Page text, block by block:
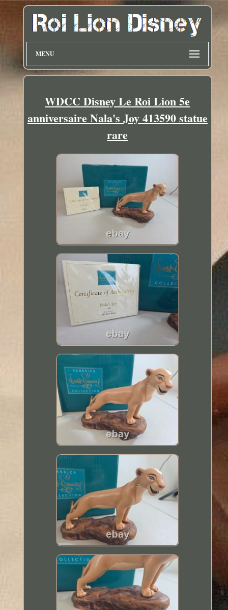
MENU
WDCC Disney Le Roi Lion 5e
anniversaire Nala's Joy 413590 statue
rare